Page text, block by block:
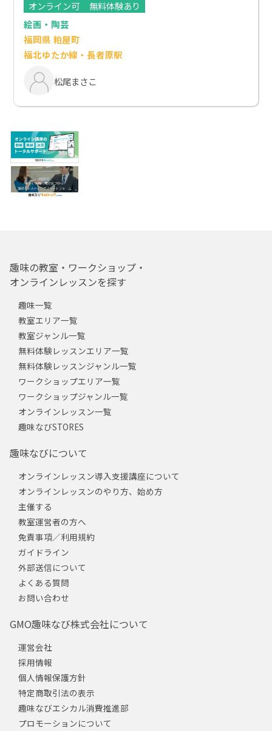
オンライン可
無料体験あり
絵画・陶芸
福岡県 粕屋町
福北ゆたか線・長者原駅
松尾まさこ
趣味の教室・ワークショップ・
オンラインレッスンを探す
趣味一覧
教室エリア一覧
教室ジャンル一覧
無料体験レッスンエリア一覧
無料体験レッスンジャンル一覧
ワークショップエリア一覧
ワークショップジャンル一覧
オンラインレッスン一覧
趣味なびSTORES
趣味なびについて
オンラインレッスン導入支援講座について
オンラインレッスンのやり方、始め方
主催する
教室運営者の方へ
免責事項／利用規約
ガイドライン
外部送信について
よくある質問
お問い合わせ
GMO趣味なび株式会社について
運営会社
採用情報
個人情報保護方針
特定商取引法の表示
趣味なびエシカル消費推進部
プロモーションについて